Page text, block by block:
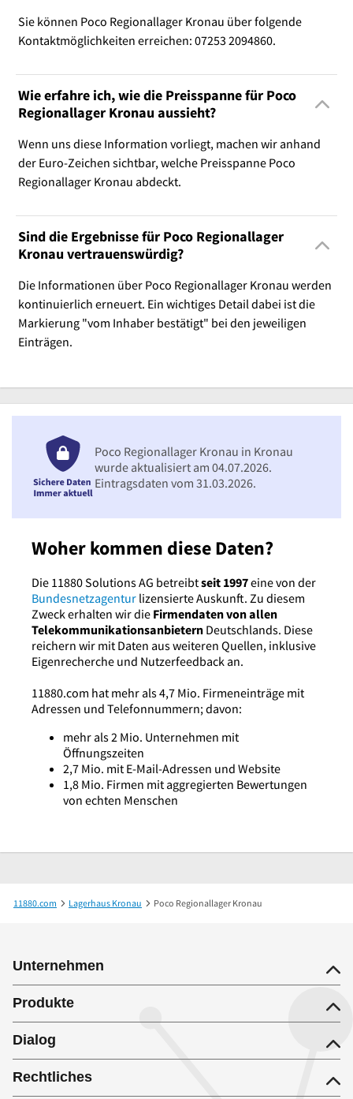
Sie können Poco Regionallager Kronau über folgende
Kontaktmöglichkeiten erreichen: 07253 2094860.
Wie erfahre ich, wie die Preisspanne für Poco
Regionallager Kronau aussieht?
Wenn uns diese Information vorliegt, machen wir anhand
der Euro-Zeichen sichtbar, welche Preisspanne Poco
Regionallager Kronau abdeckt.
Sind die Ergebnisse für Poco Regionallager
Kronau vertrauenswürdig?
Die Informationen über Poco Regionallager Kronau werden
kontinuierlich erneuert. Ein wichtiges Detail dabei ist die
Markierung "vom Inhaber bestätigt" bei den jeweiligen
Einträgen.
Woher kommen diese Daten?
Die 11880 Solutions AG betreibtseit 1997eine von der
Bundesnetzagentur lizensierte Auskunft. Zu diesem
Zweck erhalten wir die Firmendaten von allen
Telekommunikationsanbietern Deutschlands. Diese
reichern wir mit Daten aus weiteren Quellen, inklusive
Eigenrecherche und Nutzerfeedback an.
11880.com hat mehr als 4,7 Mio. Firmeneinträge mit
Adressen und Telefonnummern; davon:
mehr als 2 Mio. Unternehmen mit
Öffnungszeiten
2,7 Mio. mit E-Mail-Adressen und Website
1,8 Mio. Firmen mit aggregierten Bewertungen
von echten Menschen
Poco Regionallager Kronau in Kronau
wurde aktualisiert am 04.07.2026.
Eintragsdaten vom 31.03.2026.
11880.com Lagerhaus Kronau Poco Regionallager Kronau
Unternehmen
Produkte
Dialog
Rechtliches